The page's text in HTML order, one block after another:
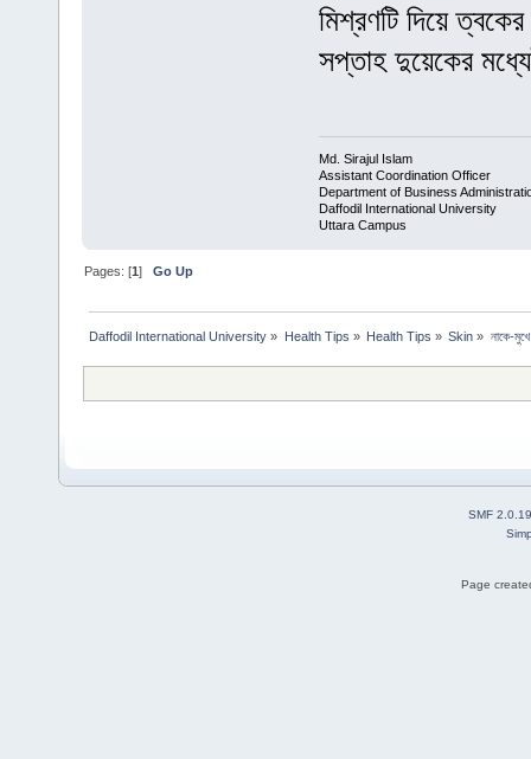
মিশ্রণটি দিয়ে
সপ্তাহ দুয়েকের
Md. Sirajul Islam
Assistant Coordination Officer
Department of Business
Daffodil International University
Uttara Campus
Pages: [1]Go Up
Daffodil International University » Health Tips » Health Tips » Skin » নাকে-
SMF 2.0.19
Page